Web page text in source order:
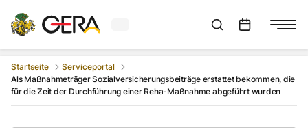
Aktuelles Wetter in GeraSuchleiste anzeigen
Startseite
Serviceportal
Als Maßnahmeträger Sozialversicherungsbeiträge erstattet bekommen, die
für die Zeit der Durchführung einer Reha-Maßnahme abgeführt wurden